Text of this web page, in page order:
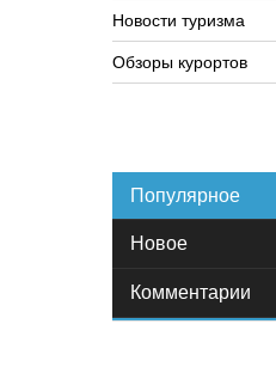
Новости туризма
Обзоры курортов
Популярное
Новое
Комментарии